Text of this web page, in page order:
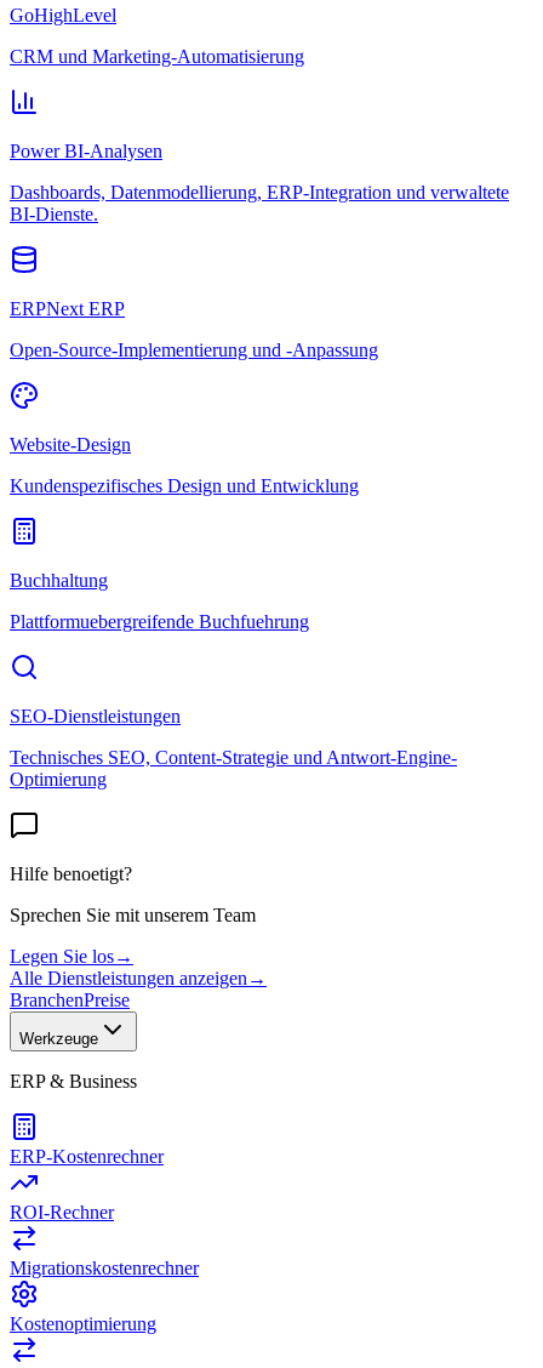
GoHighLevel
CRM und Marketing-Automatisierung
Power BI-Analysen
Dashboards, Datenmodellierung, ERP-Integration und verwaltete
BI-Dienste.
ERPNext ERP
Open-Source-Implementierung und -Anpassung
Website-Design
Kundenspezifisches Design und Entwicklung
Buchhaltung
Plattformuebergreifende Buchfuehrung
SEO-Dienstleistungen
Technisches SEO, Content-Strategie und Antwort-Engine-
Optimierung
Hilfe benoetigt?
Sprechen Sie mit unserem Team
Legen Sie los→
Alle Dienstleistungen anzeigen →
BranchenPreise
Werkzeuge
ERP & Business
ERP-Kostenrechner
ROI-Rechner
Migrationskostenrechner
Kostenoptimierung